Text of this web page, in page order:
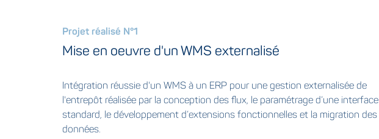
Projet réalisé N°1
Mise en oeuvre d'un WMS externalisé
Intégration réussie d'un WMS à un ERP pour une gestion externalisée de
l'entrepôt réalisée par la conception des flux, le paramétrage d’une interface
standard, le développement d’extensions fonctionnelles et la migration des
données.